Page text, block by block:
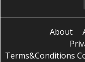
About
Terms&Conditions